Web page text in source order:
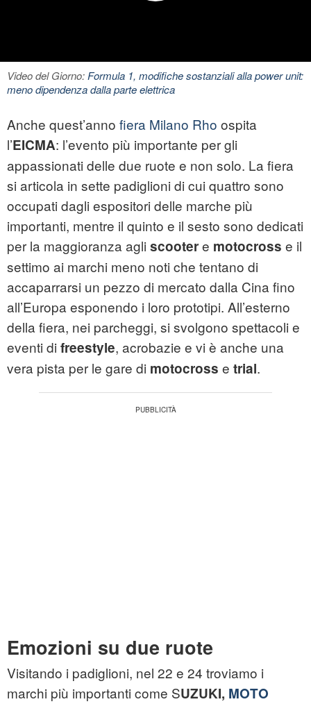
Video del Giorno:Formula 1, modifiche sostanziali alla power unit:
meno dipendenza dalla parte elettrica
Anche quest’anno fiera Milano Rho ospita
l’EICMA: l’evento più importante per gli
appassionati delle due ruote e non solo. La fiera
si articola in sette padiglioni di cui quattro sono
occupati dagli espositori delle marche più
importanti, mentre il quinto e il sesto sono dedicati
per la maggioranza agli scootere motocross e il
settimo ai marchi meno noti che tentano di
accaparrarsi un pezzo di mercato dalla Cina fino
all’Europa esponendo i loro prototipi. All’esterno
della fiera, nei parcheggi, si svolgono spettacoli e
eventi di freestyle, acrobazie e vi è anche una
vera pista per le gare di motocross e trial.
Emozioni su due ruote
Visitando i padiglioni, nel 22 e 24 troviamo i
marchi più importanti come SUZUKI, MOTO